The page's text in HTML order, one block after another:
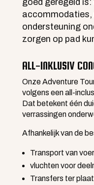
accommodaties,
ondersteuning
zorgen op pad
ALL-INKLUSIV
Onze Adventure
volgens een all-
Dat betekent één
verrassingen
Afhankelijk van de
Transport van
vluchten voor
Transfers ter